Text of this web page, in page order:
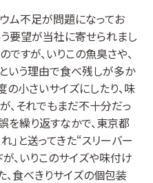
ム不足が問題になってお
要望が当社に寄せられまし
すが、いりこの魚臭さや、
いう理由で食べ残しが多か
の小さいサイズにしたり、味
、それでもまだ不十分だっ
を繰り返すなかで、東京都
」と送ってきた“スリーバー
、いりこのサイズや味付け
、食べきりサイズの個包装